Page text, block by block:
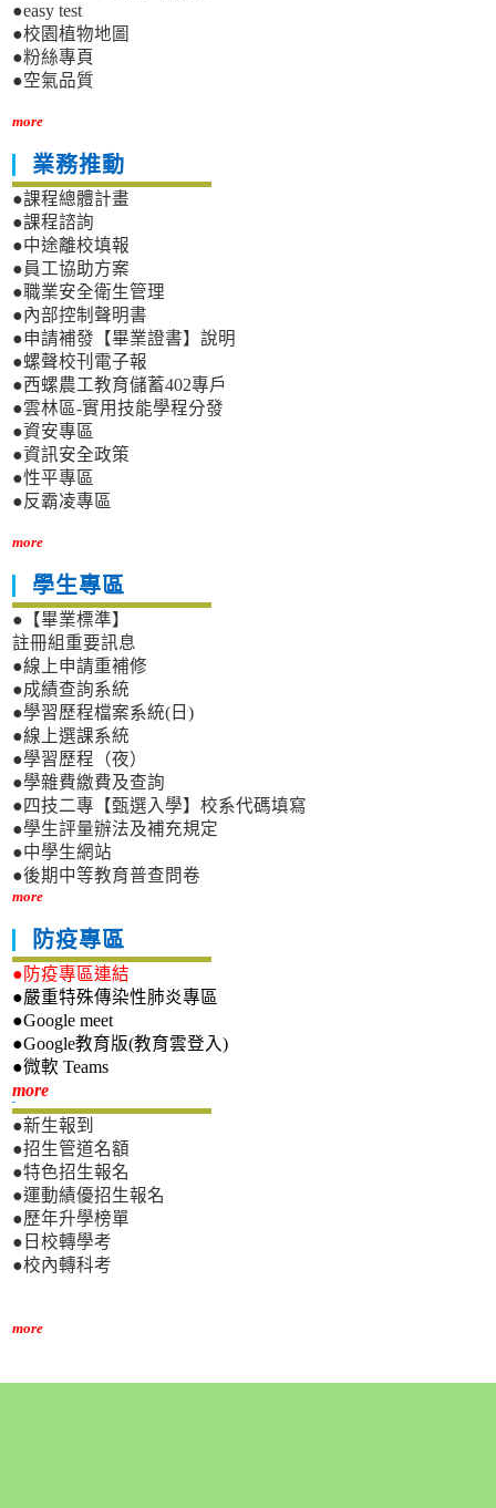
●easy test
●校園植物地圖
●粉絲專頁
●空氣品質
more
業務推動
●課程總體計畫
●課程諮詢
●中途離校填報
●員工協助方案
●職業安全衛生管理
●內部控制聲明書
●申請補發【畢業證書】說明
●螺聲校刊電子報
●西螺農工教育儲蓄402專戶
●雲林區-實用技能學程分發
●資安專區
●資訊安全政策
●性平專區
●反霸凌專區
more
學生專區
●【畢業標準】
註冊組重要訊息
●線上申請重補修
●成績查詢系統
●學習歷程檔案系統(日)
●線上選課系統
●學習歷程（夜）
●學雜費繳費及查詢
●四技二專【甄選入學】校系代碼填寫
●學生評量辦法及補充規定
●中學生網站
●後期中等教育普查問卷
more
防疫專區
●防疫專區連結
●嚴重特殊傳染性肺炎專區
●Google meet
●Google教育版(教育雲登入)
●微軟 Teams
more新生專區
●新生報到
●招生管道名額
●特色招生報名
●運動績優招生報名
●歷年升學榜單
●日校轉學考
●校內轉科考
more